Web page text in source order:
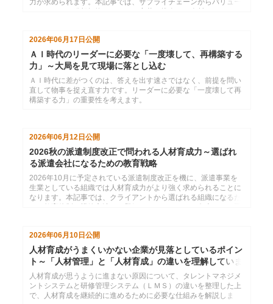
力が求められます。本記事では、サプライチェーンからバリュー
2026年06月17日公開
ＡＩ時代のリーダーに必要な「一度壊して、再構築する
力」～大局を見て現場に落とし込む
ＡＩ時代に差がつくのは、答えを出す速さではなく、前提を問い
直して物事を捉え直す力です。リーダーに必要な「一度壊して再
構築する力」の重要性を考えます。
2026年06月12日 公開
2026秋の派遣制度改正で問われる人材育成力～選ばれ
る派遣会社になるための教育戦略
2026年10月に予定されている派遣制度改正を機に、派遣事業を
生業としている組織では人材育成力がより強く求められることに
なります。本記事では、クライアントから選ばれる組織になるた
2026年06月10日公開
人材育成がうまくいかない企業が見落としているポイン
ト～「人材管理」と「人材育成」の違いを理解していま
すか？
人材育成が思うように進まない原因について、タレントマネジメ
ントシステムと研修管理システム（ＬＭＳ）の違いを整理した上
で、人材育成を継続的に進めるために必要な仕組みを解説しま